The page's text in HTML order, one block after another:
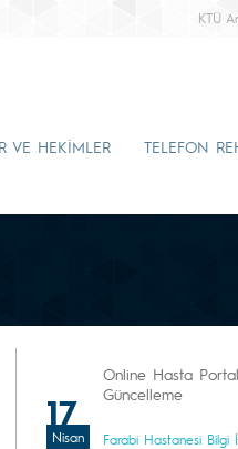
KTÜ
VE HEKİMLER TELEFON
17
Nisan
Online Hasta
Güncelleme
Farabi Hastanesi Bilgi